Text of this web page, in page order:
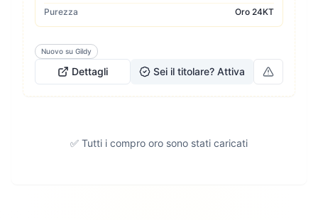
Purezza
Oro 24KT
Nuovo su Gildy
Dettagli Sei il titolare? Attiva
✅ Tutti i compro oro sono stati caricati